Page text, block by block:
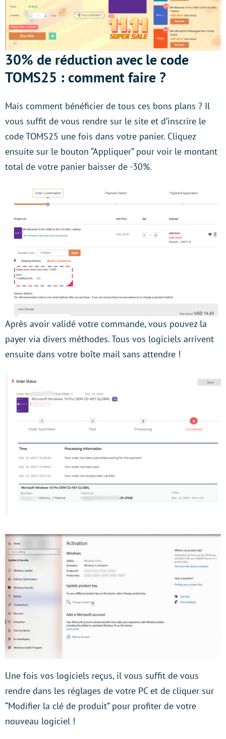
30% de réduction avec le code
TOMS25 : comment faire ?
Mais comment bénéficier de tous ces bons plans ? Il
vous suffit de vous rendre sur le site et d’inscrire le
code TOMS25 une fois dans votre panier. Cliquez
ensuite sur le bouton “Appliquer” pour voir le montant
total de votre panier baisser de -30%.
Après avoir validé votre commande, vous pouvez la
payer via divers méthodes. Tous vos logiciels arrivent
ensuite dans votre boîte mail sans attendre !
Une fois vos logiciels reçus, il vous suffit de vous
rendre dans les réglages de votre PC et de cliquer sur
“Modifier la clé de produit” pour profiter de votre
nouveau logiciel !